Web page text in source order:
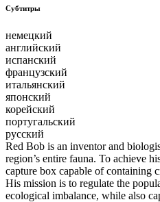
Субтитры
немецкий
английский
испанский
французский
итальянский
японский
корейский
португальский
русский
Red Bob is an inventor and
region’s entire fauna. To achieve
capture box capable of containing
His mission is to regulate the
ecological imbalance, while also